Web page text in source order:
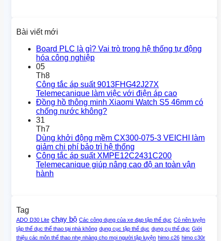
Bài viết mới
Board PLC là gì? Vai trò trong hệ thống tự động
hóa công nghiệp
05
Th8
Công tắc áp suất 9013FHG42J27X
Telemecanique làm việc với điện áp cao
Đồng hồ thông minh Xiaomi Watch S5 46mm có
chống nước không?
31
Th7
Dùng khởi động mềm CX300-075-3 VEICHI làm
giảm chi phí bảo trì hệ thống
Công tắc áp suất XMPE12C2431C200
Telemecanique giúp nâng cao độ an toàn vận
hành
Tag
ADO D30 Lite chạy bộ Các công dụng của xe đạp tập thể dục Có nên luyện
tập thể dục thể thao tại nhà không dụng cục tập thể dục dụng cụ thể dục Giới
thiệu các môn thể thao nhẹ nhàng cho mọi người tập luyện himo c26 himo c30r